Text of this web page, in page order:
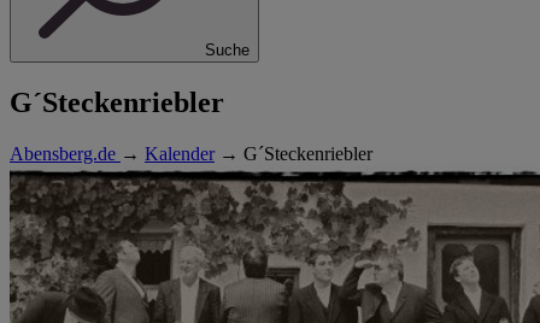
Suche
G´Steckenriebler
Abensberg.de → Kalender → G´Steckenriebler